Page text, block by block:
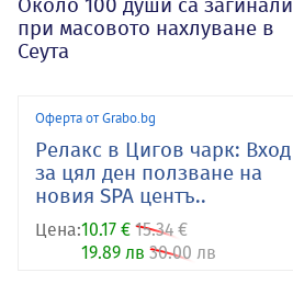
при масовото нахлуване в
Сеута
Оферта от Grabo.bg
Релакс в Цигов чарк: Вход
за цял ден ползване на
новия SPA центъ..
Цена:10.17 € 15.34 €
19.89 лв 30.00 лв